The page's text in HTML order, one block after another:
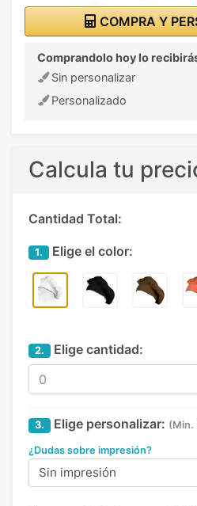
COMPRA Y
Comprandolo hoy lo
Sin personalizar
Personalizado
Calcula tu
Cantidad Total:
1. Elige el color:
2. Elige cantidad:
3. Elige personalizar: (Min.
¿Dudas sobre impresión?
Sin impresión